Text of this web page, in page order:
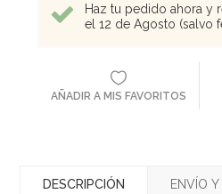
Haz tu pedido ahora y
el 12 de Agosto (salvo
AÑADIR A MIS FAVORITOS
DESCRIPCIÓN ENVÍO Y